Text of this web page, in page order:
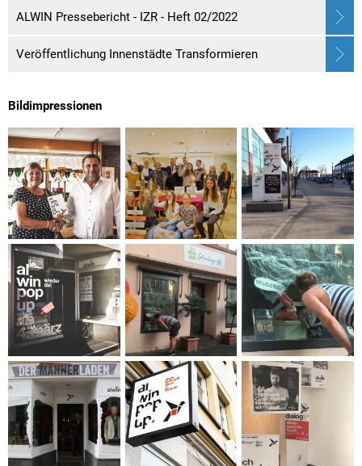
ALWIN Pressebericht - IZR - Heft 02/2022
Veröffentlichung Innenstädte Transformieren
Bildimpressionen